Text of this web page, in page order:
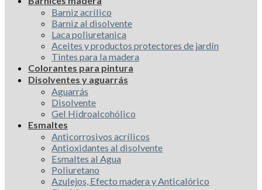
Barniz acrílico
Barniz al disolvente
Laca poliuretanica
Aceites y productos protectores de jardín
Tintes para la madera
Colorantes para pintura
Disolventes y aguarrás
Aguarrás
Disolvente
Gel Hidroalcohólico
Esmaltes
Anticorrosivos acrílicos
Antioxidantes al disolvente
Esmaltes al Agua
Poliuretano
Azulejos, Efecto madera y Anticalórico